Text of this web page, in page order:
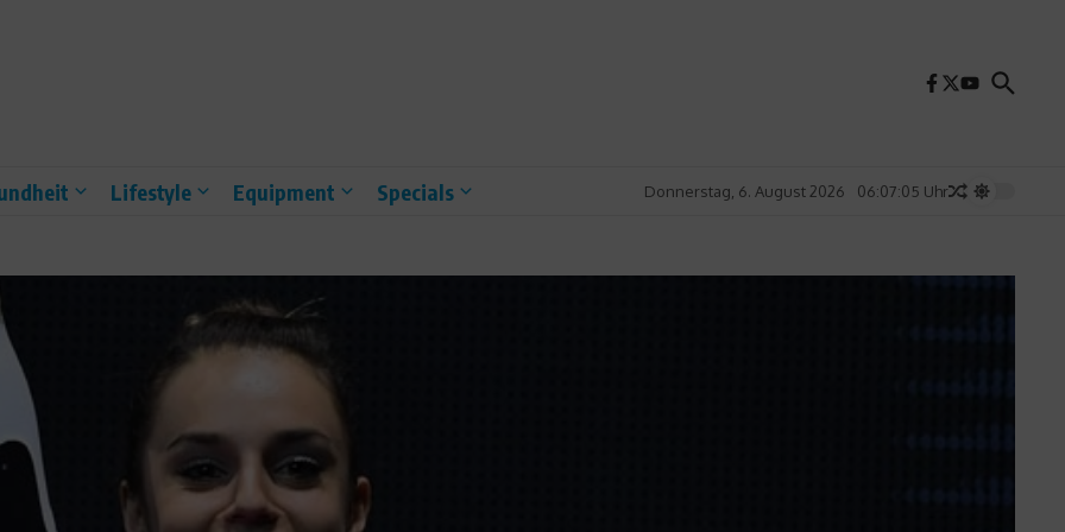
Lifestyle Equipment Specials Donnerstag, 6. August 2026 06:07:07 Uhr